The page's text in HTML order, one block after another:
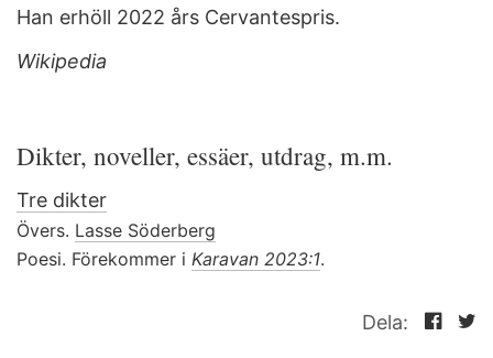
Han erhöll 2022 års Cervantespris.
Wikipedia
Dikter, noveller, essäer, utdrag, m.m.
Tre dikter
Övers. Lasse Söderberg
Poesi. Förekommer i Karavan 2023:1.
Dela: